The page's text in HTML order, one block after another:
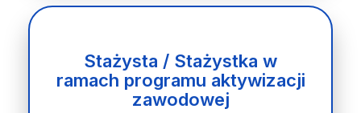
Stażysta / Stażystka w
ramach programu aktywizacji
zawodowej